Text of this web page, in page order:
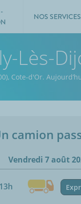
NOS SERVICES
Lès-
Cote-d'Or.
camion
Vendredi 7 août